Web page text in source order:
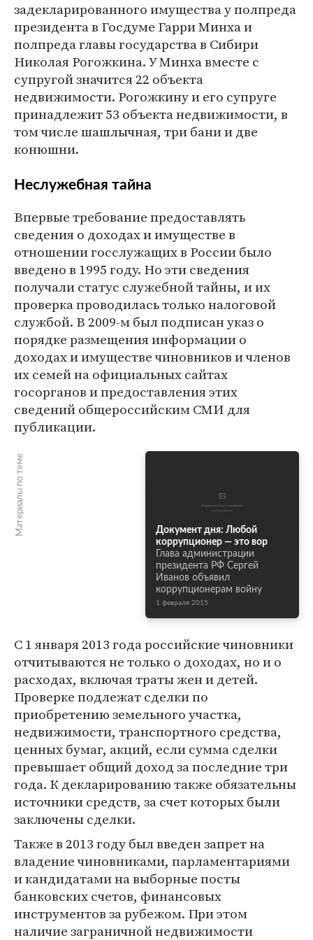
задекларированного имущества у полпреда
президента в Госдуме Гарри Минха и
полпреда главы государства в Сибири
Николая Рогожкина. У Минха вместе с
супругой значится 22 объекта
недвижимости. Рогожкину и его супруге
принадлежит 53 объекта недвижимости, в
том числе шашлычная, три бани и две
конюшни.
Неслужебная тайна
Впервые требование предоставлять
сведения о доходах и имуществе в
отношении госслужащих в России было
введено в 1995 году. Но эти сведения
получали статус служебной тайны, и их
проверка проводилась только налоговой
службой. В 2009-м был подписан указ о
порядке размещения информации о
доходах и имуществе чиновников и членов
их семей на официальных сайтах
госорганов и предоставления этих
сведений общероссийским СМИ для
публикации.
Материалы по теме
Документ дня: Любой
коррупционер — это вор
Глава администрации
президента РФ Сергей
Иванов объявил
коррупционерам войну
1 февраля 2015
С 1 января 2013 года российские чиновники
отчитываются не только о доходах, но и о
расходах, включая траты жен и детей.
Проверке подлежат сделки по
приобретению земельного участка,
недвижимости, транспортного средства,
ценных бумаг, акций, если сумма сделки
превышает общий доход за последние три
года. К декларированию также обязательны
источники средств, за счет которых были
заключены сделки.
Также в 2013 году был введен запрет на
владение чиновниками, парламентариями
и кандидатами на выборные посты
банковских счетов, финансовых
инструментов за рубежом. При этом
наличие заграничной недвижимости